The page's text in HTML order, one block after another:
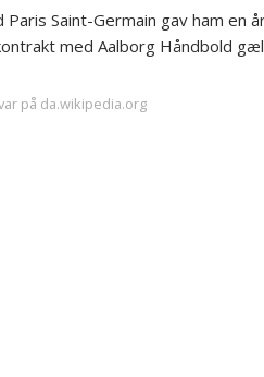
Saint-Germain gav ham
med Aalborg Håndbold
på da.wikipedia.org